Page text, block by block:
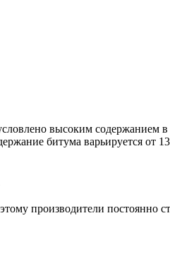
высоким
битума варьируется от
производители постоянно